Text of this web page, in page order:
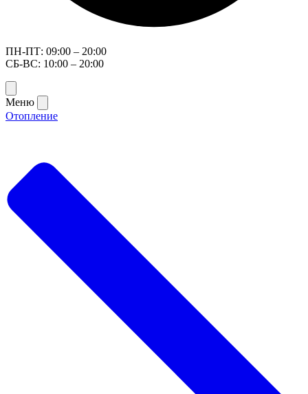
ПН-ПТ: 09:00 – 20:00
СБ-ВС: 10:00 – 20:00
Меню
Отопление